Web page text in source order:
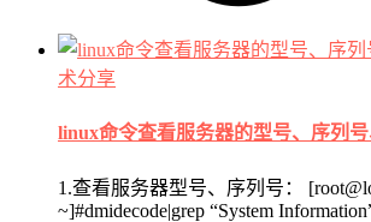
术分享
linux命令查看服务器的型号、序列
1.查看服务器型号、序列号：
~]#dmidecode|grep “System